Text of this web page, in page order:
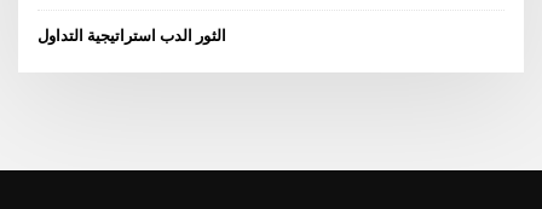
الثور الدب استراتيجية التداول